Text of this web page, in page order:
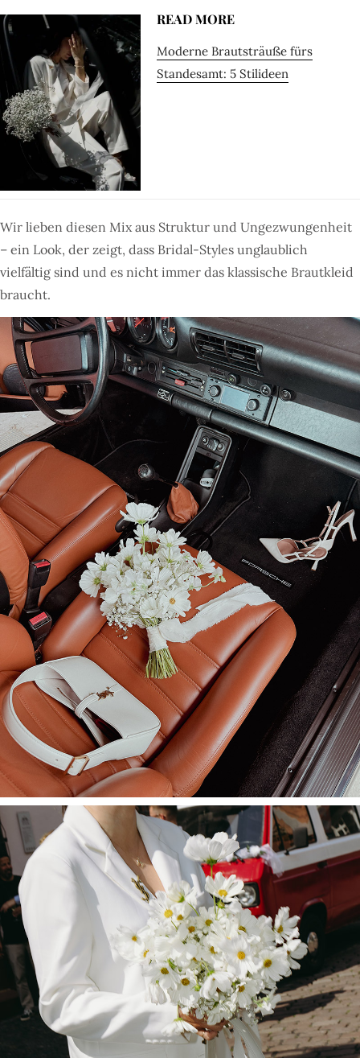
READ MORE
Moderne Brautsträuße fürs
Standesamt: 5 Stilideen
Wir lieben diesen Mix aus Struktur und Ungezwungenheit
– ein Look, der zeigt, dass Bridal-Styles unglaublich
vielfältig sind und es nicht immer das klassische Brautkleid
braucht.